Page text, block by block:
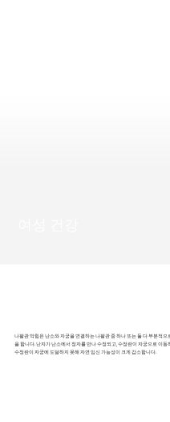
나팔관 막힘은 난소와 자궁을 연결하는 나팔관 중 하나 또는 둘 다 부분적
을 합니다. 난자가 난소에서 정자를 만나 수정되고, 수정란이 자궁으로 이
수정란이 자궁에 도달하지 못해 자연 임신 가능성이 크게 감소합니다.